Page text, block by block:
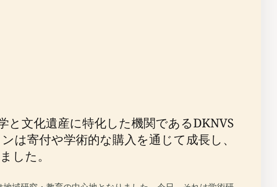
と文化遺産に特化した機関であるDKNVS
寄付や学術的な購入を通じて成長し、
した。